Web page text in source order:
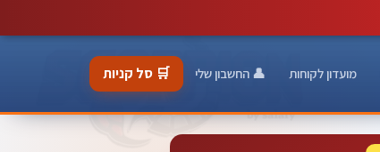
מועדון לקוחות 👤 החשבון שלי 🛒 סל קניות